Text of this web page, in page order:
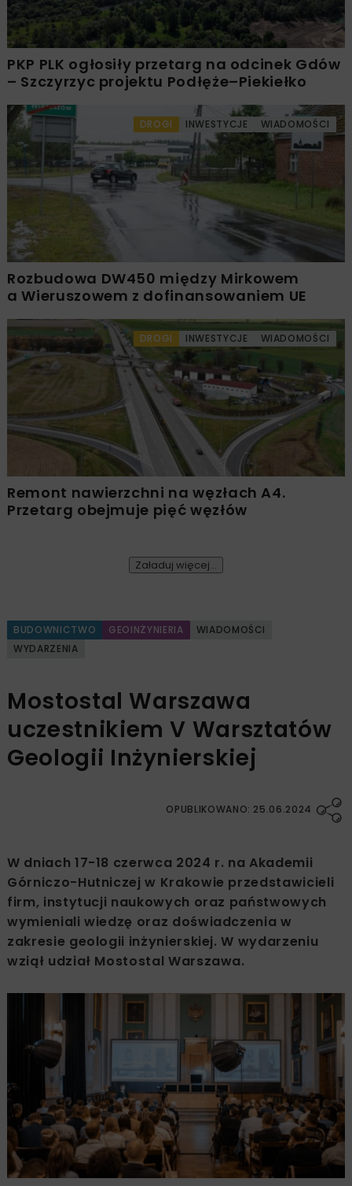
PKP PLK ogłosiły przetarg na odcinek Gdów
– Szczyrzyc projektu Podłęże–Piekiełko
DROGI INWESTYCJE WIADOMOŚCI
Rozbudowa DW450 między Mirkowem
a Wieruszowem z dofinansowaniem UE
DROGI INWESTYCJE WIADOMOŚCI
Remont nawierzchni na węzłach A4.
Przetarg obejmuje pięć węzłów
Załaduj więcej...
BUDOWNICTWO GEOINŻYNIERIA
WIADOMOŚCI
WYDARZENIA
Mostostal Warszawa
uczestnikiem V Warsztatów
Geologii Inżynierskiej
OPUBLIKOWANO: 25.06.2024
W dniach 17-18 czerwca 2024 r. na Akademii
Górniczo-Hutniczej w Krakowie przedstawicieli
firm, instytucji naukowych oraz państwowych
wymieniali wiedzę oraz doświadczenia w
zakresie geologii inżynierskiej. W wydarzeniu
wziął udział Mostostal Warszawa.